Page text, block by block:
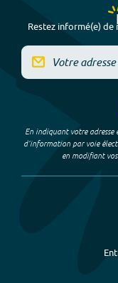
Restez informé(e)
En indiquant votre adresse
d’information par voie
en modifiant